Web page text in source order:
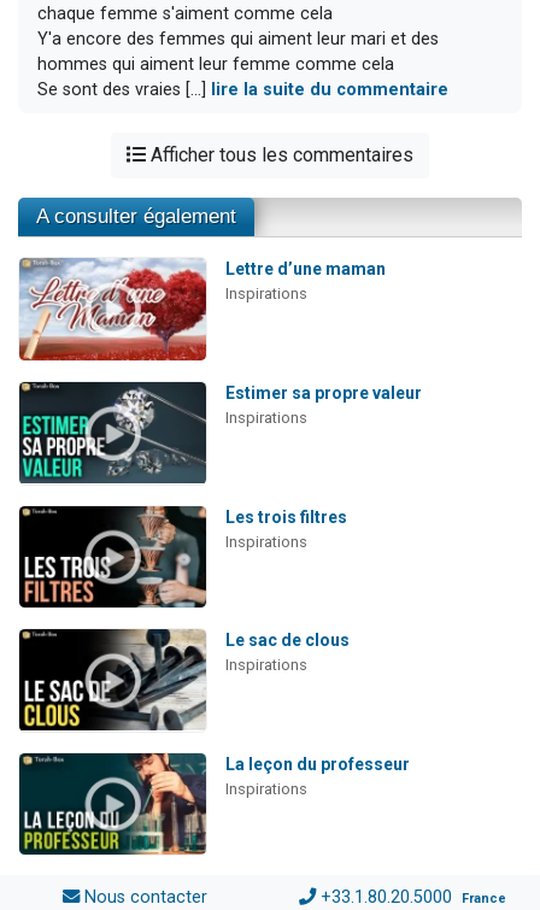
chaque femme s'aiment comme cela
Y'a encore des femmes qui aiment leur mari et des
hommes qui aiment leur femme comme cela
Se sont des vraies [...]
lire la suite du commentaire
Afficher tous les commentaires
A consulter également
Lettre d’une maman
Inspirations
Estimer sa propre valeur
Inspirations
Les trois filtres
Inspirations
Le sac de clous
Inspirations
La leçon du professeur
Inspirations
Nous contacter +33.1.80.20.5000 France